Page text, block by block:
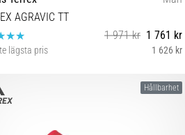
AGRAVIC TT
1 971 kr 1 761 kr
lägsta pris 1 626 kr
Hållbarhet